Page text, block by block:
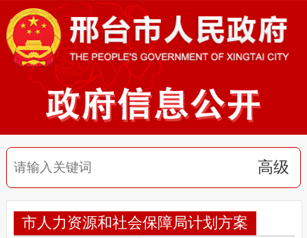
高级
市人力资源和社会保障局计划方案